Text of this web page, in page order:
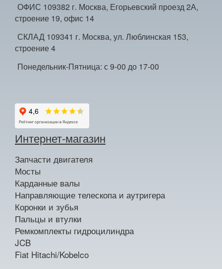
ОФИС 109382 г. Москва, Егорьевский проезд 2А,
строение 19, офис 14
СКЛАД 109341 г. Москва, ул. Люблинская 153,
строение 4
Понедельник-Пятница: с 9-00 до 17-00
Интернет-магазин
Запчасти двигателя
Мосты
Карданные валы
Направляющие телескопа и аутригера
Коронки и зубья
Пальцы и втулки
Ремкомплекты гидроцилиндра
JCB
Fiat Hitachi/Kobelco